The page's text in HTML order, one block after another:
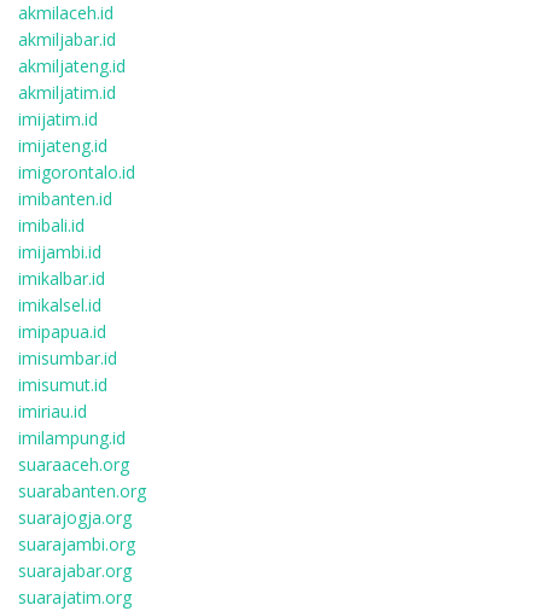
akmilaceh.id
akmiljabar.id
akmiljateng.id
akmiljatim.id
imijatim.id
imijateng.id
imigorontalo.id
imibanten.id
imibali.id
imijambi.id
imikalbar.id
imikalsel.id
imipapua.id
imisumbar.id
imisumut.id
imiriau.id
imilampung.id
suaraaceh.org
suarabanten.org
suarajogja.org
suarajambi.org
suarajabar.org
suarajatim.org